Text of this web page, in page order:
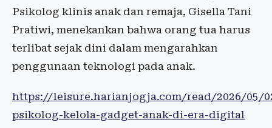
Psikolog klinis anak dan remaja, Gisella Tani
Pratiwi, menekankan bahwa orang tua harus
terlibat sejak dini dalam mengarahkan
penggunaan teknologi pada anak.
https://leisure.harianjogja.com/read/2026/05/
psikolog-kelola-gadget-anak-di-era-digital